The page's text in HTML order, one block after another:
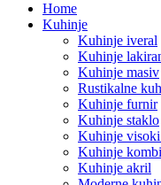
Home
Kuhinje
Kuhinje iveral
Kuhinje
Kuhinje masiv
Rustikalne
Kuhinje furnir
Kuhinje staklo
Kuhinje visoki
Kuhinje
Kuhinje akril